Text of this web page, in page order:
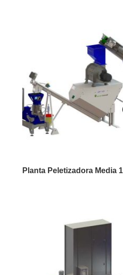
Planta Peletizadora Media